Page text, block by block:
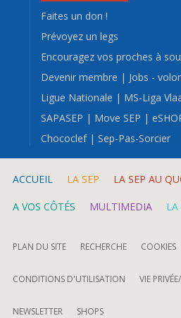
Faites un don !
Prévoyez un legs
Encouragez vos proches à
Devenir membre | Jobs -
Ligue Nationale | MS-Liga
SAPASEP | Move SEP |
Chococlef|Sep-Pas-Sorcier
ACCUEIL LA SEP LA SEP AU
A VOS CÔTÉS MULTIMEDIA LA
PLAN DU SITE RECHERCHE COOKIES
CONDITIONS D'UTILISATION VIE
NEWSLETTER SHOPS